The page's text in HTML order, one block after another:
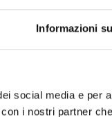
Informazioni
social media e per
i nostri partner
or did you